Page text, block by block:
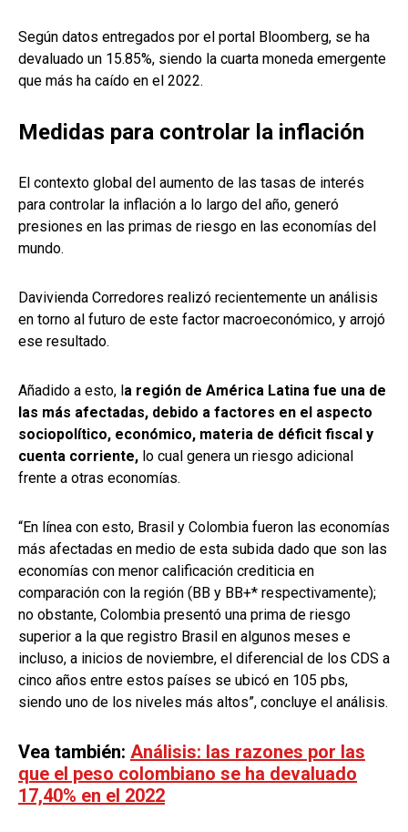
Según datos entregados por el portal Bloomberg, se ha
devaluado un 15.85%, siendo la cuarta moneda emergente
que más ha caído en el 2022.
Medidas para controlar la inflación
El contexto global del aumento de las tasas de interés
para controlar la inflación a lo largo del año, generó
presiones en las primas de riesgo en las economías del
mundo.
Davivienda Corredores realizó recientemente un análisis
en torno al futuro de este factor macroeconómico, y arrojó
ese resultado.
Añadido a esto, la región de América Latina fue una de
las más afectadas, debido a factores en el aspecto
sociopolítico, económico, materia de déficit fiscal y
cuenta corriente, lo cual genera un riesgo adicional
frente a otras economías.
“En línea con esto, Brasil y Colombia fueron las economías
más afectadas en medio de esta subida dado que son las
economías con menor calificación crediticia en
comparación con la región (BB y BB+* respectivamente);
no obstante, Colombia presentó una prima de riesgo
superior a la que registro Brasil en algunos meses e
incluso, a inicios de noviembre, el diferencial de los CDS a
cinco años entre estos países se ubicó en 105 pbs,
siendo uno de los niveles más altos”, concluye el análisis.
Vea también: Análisis: las razones por las
que el peso colombiano se ha devaluado
17,40% en el 2022